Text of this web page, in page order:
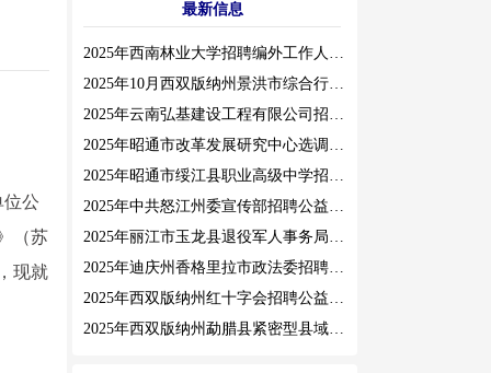
公
（苏
现就
最新信息
2025年西南林业大学招聘编外工作人员公告（三）
2025年10月西双版纳州景洪市综合行政执法局招聘人员公告
2025年云南弘基建设工程有限公司招聘公告
2025年昭通市改革发展研究中心选调工作人员职业素质测评通告
2025年昭通市绥江县职业高级中学招聘编外紧缺临聘数学教师公告
2025年中共怒江州委宣传部招聘公益性岗位公告
2025年丽江市玉龙县退役军人事务局公益性岗位招聘公告
2025年迪庆州香格里拉市政法委招聘公益性岗位公告
2025年西双版纳州红十字会招聘公益性岗位人员公告
2025年西双版纳州勐腊县紧密型县域医共体招聘编外人员公告